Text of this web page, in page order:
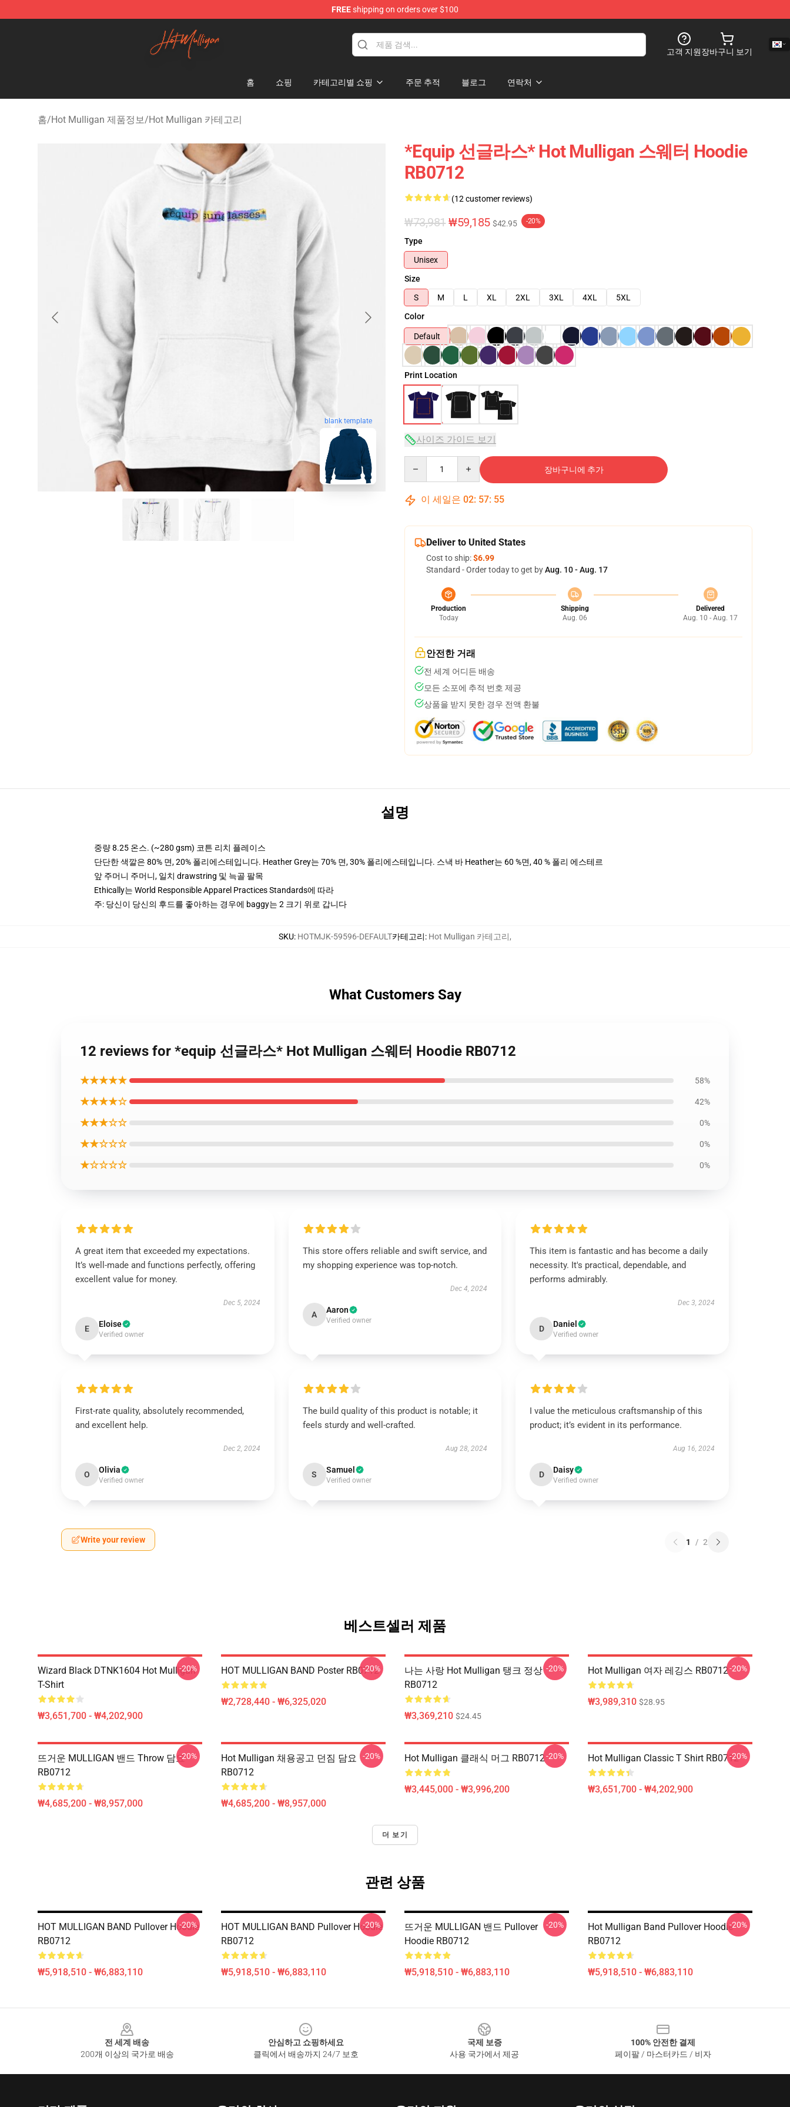
FREEshipping on orders over $100
Hot Mulligan Shop - Official Hot Mulligan Merchandise Store
고객 지원장바구니 보기
홈 쇼핑 카테고리별 쇼핑 주문 추적 블로그 연락처
홈/Hot Mulligan 제품정보/Hot Mulligan 카테고리
blank template
*equip 선글라스* Hot Mulligan 스웨터 Hoodie
RB0712
(12 customer reviews)
₩73,981 ₩59,185 $42.95 -20%
Type
Unisex
Size
S
M L XL 2XL 3XL 4XL
5XL
Color
Default
Print Location
사이즈 가이드 보기
장바구니에 추가
이 세일은 02: 57: 54
Deliver to United States
Cost to ship:$6.99
Standard - Order today to get byAug. 10 - Aug. 17
Production
Today
Shipping
Aug. 06
Delivered
Aug. 10 - Aug. 17
안전한 거래
전 세계 어디든 배송
모든 소포에 추적 번호 제공
상품을 받지 못한 경우 전액 환불
설명
중량 8.25 온스. (~280 gsm) 코튼 리치 플레이스
단단한 색깔은 80% 면, 20% 폴리에스테입니다. Heather Grey는 70% 면, 30% 폴리에스테입니다. 스낵 바 Heather는 60 %면, 40 % 폴리 에스테르
앞 주머니 주머니, 일치 drawstring 및 늑골 팔목
Ethically는 World Responsible Apparel Practices Standards에 따라
주: 당신이 당신의 후드를 좋아하는 경우에 baggy는 2 크기 위로 갑니다
SKU: HOTMJK-59596-DEFAULT카테고리: Hot Mulligan 카테고리,
What Customers Say
12 reviews for *equip 선글라스* Hot Mulligan 스웨터 Hoodie RB0712
★★★★★ 58%
★★★★☆ 42%
★★★☆☆ 0%
★★☆☆☆ 0%
★☆☆☆☆ 0%
A great item that exceeded my expectations.
It’s well-made and functions perfectly, offering
excellent value for money.
Dec 5, 2024
E Eloise
Verified owner
This store offers reliable and swift service, and
my shopping experience was top-notch.
Dec 4, 2024
A Aaron
Verified owner
This item is fantastic and has become a daily
necessity. It's practical, dependable, and
performs admirably.
Dec 3, 2024
D Daniel
Verified owner
First-rate quality, absolutely recommended,
and excellent help.
Dec 2, 2024
O Olivia
Verified owner
The build quality of this product is notable; it
feels sturdy and well-crafted.
Aug 28, 2024
S Samuel
Verified owner
I value the meticulous craftsmanship of this
product; it’s evident in its performance.
Aug 16, 2024
D Daisy
Verified owner
Write your review 1 / 2
베스트셀러 제품
Wizard Black DTNK1604 Hot Mulligan
T-Shirt
₩3,651,700 - ₩4,202,900
-20% HOT MULLIGAN BAND Poster RB0712
₩2,728,440 - ₩6,325,020
-20%
나는 사랑 Hot Mulligan 탱크 정상
RB0712
₩3,369,210 $24.45
-20% Hot Mulligan 여자 레깅스 RB0712
₩3,989,310 $28.95
-20%
뜨거운 MULLIGAN 밴드 Throw 담요
RB0712
₩4,685,200 - ₩8,957,000
-20%
Hot Mulligan 채용공고 던짐 담요
RB0712
₩4,685,200 - ₩8,957,000
-20% Hot Mulligan 클래식 머그 RB0712
₩3,445,000 - ₩3,996,200
-20% Hot Mulligan Classic T Shirt RB0712
₩3,651,700 - ₩4,202,900
-20%
더 보기
관련 상품
HOT MULLIGAN BAND Pullover Hoodie
RB0712
₩5,918,510 - ₩6,883,110
-20%
HOT MULLIGAN BAND Pullover Hoodie
RB0712
₩5,918,510 - ₩6,883,110
-20%
뜨거운 MULLIGAN 밴드 Pullover
Hoodie RB0712
₩5,918,510 - ₩6,883,110
-20%
Hot Mulligan Band Pullover Hoodie
RB0712
₩5,918,510 - ₩6,883,110
-20%
전 세계 배송
200개 이상의 국가로 배송
안심하고 쇼핑하세요
클릭에서 배송까지 24/7 보호
국제 보증
사용 국가에서 제공
100% 안전한 결제
페이팔 / 마스터카드 / 비자